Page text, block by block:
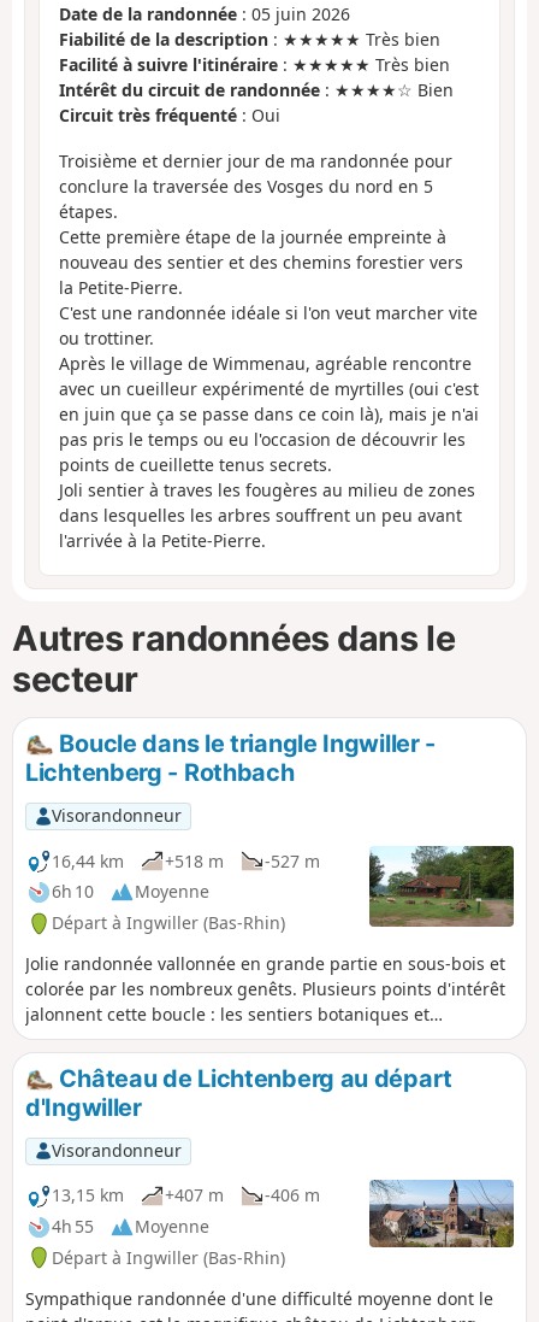
Date de la randonnée : 05 juin 2026
Fiabilité de la description : ★★★★★ Très bien
Facilité à suivre l'itinéraire : ★★★★★ Très bien
Intérêt du circuit de randonnée : ★★★★☆ Bien
Circuit très fréquenté : Oui
Troisième et dernier jour de ma randonnée pour
conclure la traversée des Vosges du nord en 5
étapes.
Cette première étape de la journée empreinte à
nouveau des sentier et des chemins forestier vers
la Petite-Pierre.
C'est une randonnée idéale si l'on veut marcher vite
ou trottiner.
Après le village de Wimmenau, agréable rencontre
avec un cueilleur expérimenté de myrtilles (oui c'est
en juin que ça se passe dans ce coin là), mais je n'ai
pas pris le temps ou eu l'occasion de découvrir les
points de cueillette tenus secrets.
Joli sentier à traves les fougères au milieu de zones
dans lesquelles les arbres souffrent un peu avant
l'arrivée à la Petite-Pierre.
Autres randonnées dans le
secteur
Boucle dans le triangle Ingwiller -
Lichtenberg - Rothbach
Visorandonneur
16,44 km
+518 m
-527 m
6h 10
Moyenne
Départ à Ingwiller (Bas-Rhin)
Jolie randonnée vallonnée en grande partie en sous-bois et
colorée par les nombreux genêts. Plusieurs points d'intérêt
jalonnent cette boucle : les sentiers botaniques et
poétiques mettent la forêt à l'honneur, le Château de
Lichtenberg haut perché nous offre sa silhouette
remarquable alors qu'à l'autre extrémité du circuit les gros
rochers de grès du Scheibenberg nous rappellent la
géologie des Vosges du Nord. Trace gpx certainement très
utile.
Château de Lichtenberg au départ
d'Ingwiller
Visorandonneur
13,15 km
+407 m
-406 m
4h 55
Moyenne
Départ à Ingwiller (Bas-Rhin)
Sympathique randonnée d'une difficulté moyenne dont le